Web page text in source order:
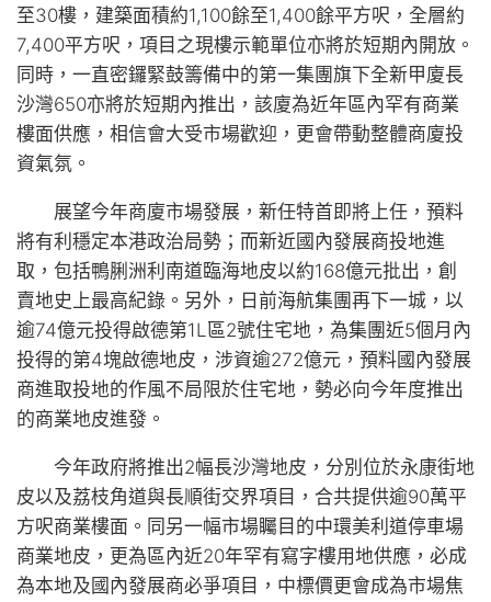
至30樓，建築面積約1,100餘至1,400餘平方呎，全層約
7,400平方呎，項目之現樓示範單位亦將於短期內開放。
同時，一直密鑼緊鼓籌備中的第一集團旗下全新甲廈長
沙灣650亦將於短期內推出，該廈為近年區內罕有商業
樓面供應，相信會大受市場歡迎，更會帶動整體商廈投
資氣氛。
展望今年商廈市場發展，新任特首即將上任，預料
將有利穩定本港政治局勢；而新近國內發展商投地進
取，包括鴨脷洲利南道臨海地皮以約168億元批出，創
賣地史上最高紀錄。另外，日前海航集團再下一城，以
逾74億元投得啟德第1L區2號住宅地，為集團近5個月內
投得的第4塊啟德地皮，涉資逾272億元，預料國內發展
商進取投地的作風不局限於住宅地，勢必向今年度推出
的商業地皮進發。
今年政府將推出2幅長沙灣地皮，分別位於永康街地
皮以及荔枝角道與長順街交界項目，合共提供逾90萬平
方呎商業樓面。同另一幅市場矚目的中環美利道停車場
商業地皮，更為區內近20年罕有寫字樓用地供應，必成
為本地及國內發展商必爭項目，中標價更會成為市場焦